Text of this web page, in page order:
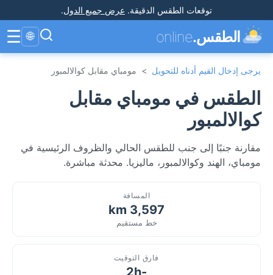
توقعات الطقس الدقيقة. عرض جميع الدول.
الطقس.online
🌐
☰
يرجى إدخال القيم أدناه للتحويل > مومباي مقابل كوالالمبور
الطقس في مومباي مقابل
كوالالمبور
مقارنة جنبًا إلى جنب للطقس الحالي والظروف الرئيسية في
مومباي، الهند وكوالالمبور، ماليزيا. محدثة مباشرة.
المسافة
3,597 km
خط مستقيم
فارق التوقيت
-2h